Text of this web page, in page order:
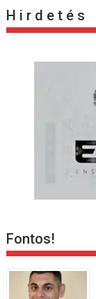
c
i
H i r d e t é s
Fontos!